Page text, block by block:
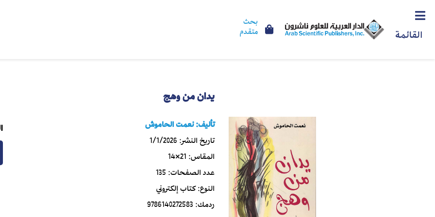
القائمة
بحث
متقدم
يدان من وهج
تأليف:نعمت الحاموش
تاريخ النشر:1/1/2026
المقاس:21×14
عدد الصفحات:135
النوع:كتاب إلكتروني
ردمك:9786140272583